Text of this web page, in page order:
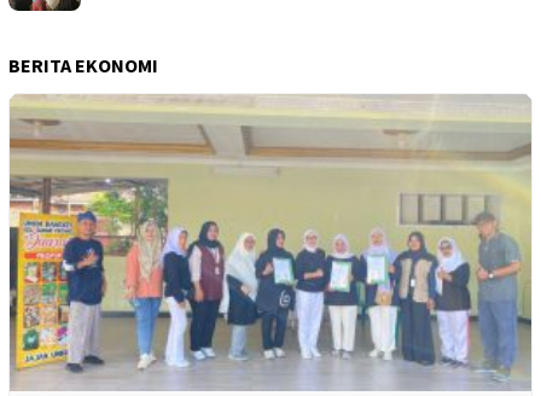
BERITA EKONOMI